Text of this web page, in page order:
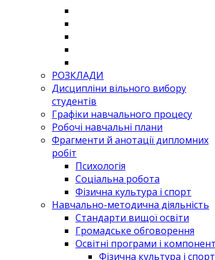
РОЗКЛАДИ
Дисципліни вільного вибору
студентів
Графіки навчального процесу
Робочі навчальні плани
Фрагменти й анотації дипломних
робіт
Психологія
Соціальна робота
Фізична культура і спорт
Навчально-методична діяльність
Стандарти вищої освіти
Громадське обговорення
Освітні програми і
Фізична культура і спорт